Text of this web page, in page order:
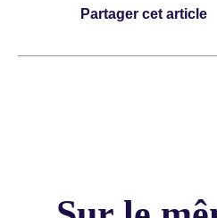
Partager cet article